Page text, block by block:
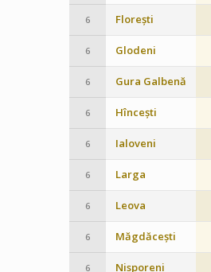
6 Florești
6 Glodeni
6 Gura Galbenă
6 Hîncești
6 Ialoveni
6 Larga
6 Leova
6 Măgdăcești
6 Nisporeni